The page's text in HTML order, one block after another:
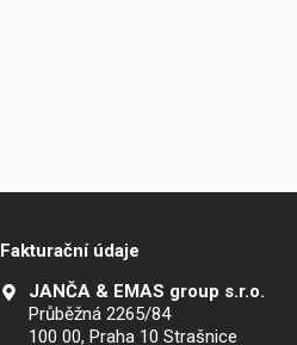
Fakturační údaje
JANČA & EMAS group s.r.o.
Průběžná 2265/84
100 00, Praha 10 Strašnice